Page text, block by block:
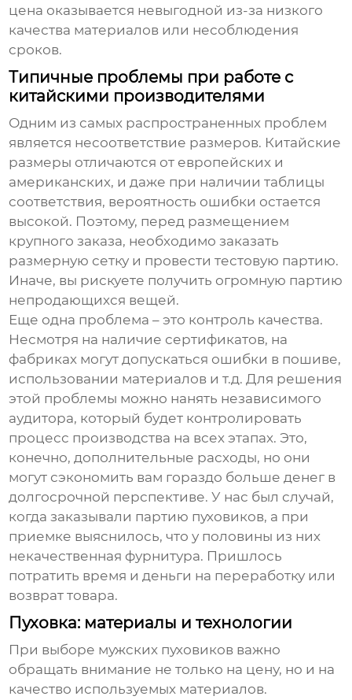
цена оказывается невыгодной из-за низкого
качества материалов или несоблюдения
сроков.
Типичные проблемы при работе с
китайскими производителями
Одним из самых распространенных проблем
является несоответствие размеров. Китайские
размеры отличаются от европейских и
американских, и даже при наличии таблицы
соответствия, вероятность ошибки остается
высокой. Поэтому, перед размещением
крупного заказа, необходимо заказать
размерную сетку и провести тестовую партию.
Иначе, вы рискуете получить огромную партию
непродающихся вещей.
Еще одна проблема – это контроль качества.
Несмотря на наличие сертификатов, на
фабриках могут допускаться ошибки в пошиве,
использовании материалов и т.д. Для решения
этой проблемы можно нанять независимого
аудитора, который будет контролировать
процесс производства на всех этапах. Это,
конечно, дополнительные расходы, но они
могут сэкономить вам гораздо больше денег в
долгосрочной перспективе. У нас был случай,
когда заказывали партию пуховиков, а при
приемке выяснилось, что у половины из них
некачественная фурнитура. Пришлось
потратить время и деньги на переработку или
возврат товара.
Пуховка: материалы и технологии
При выборе мужских пуховиков важно
обращать внимание не только на цену, но и на
качество используемых материалов.